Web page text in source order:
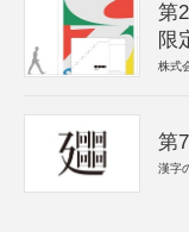
第
限
株式
第
漢字